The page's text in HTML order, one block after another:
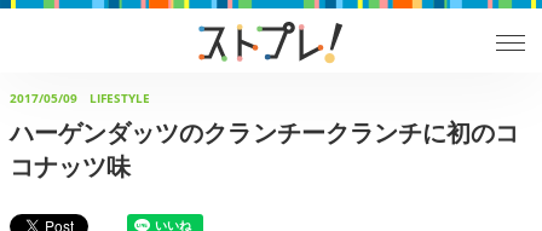
2017/05/09 LIFESTYLE
ハーゲンダッツのクランチークランチに初のコ
コナッツ味